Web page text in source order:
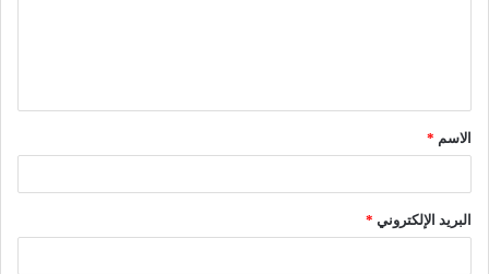
ق
*الاسم *
البريد الإلكتروني *